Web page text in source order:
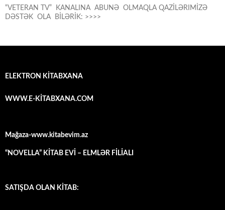
“VETERAN TV” KANALINA ABUNƏ OLMAQLA QAZİLƏRIMİZƏ
DƏSTƏK OLA BİLƏRİK: >>>>
ELEKTRON KİTABXANA
WWW.E-KİTABXANA.COM
Mağaza-www.kitabevim.az
“NOVELLA” KİTAB EVİ – ELMLƏR FİLİALI
SATIŞDA OLAN KİTAB: